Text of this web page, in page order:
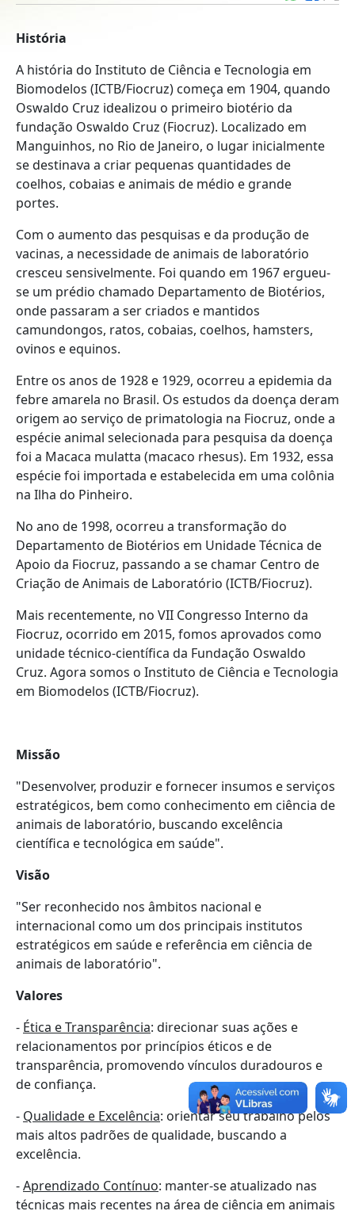
História
A história do Instituto de Ciência e Tecnologia em
Biomodelos (ICTB/Fiocruz) começa em 1904, quando
Oswaldo Cruz idealizou o primeiro biotério da
fundação Oswaldo Cruz (Fiocruz). Localizado em
Manguinhos, no Rio de Janeiro, o lugar inicialmente
se destinava a criar pequenas quantidades de
coelhos, cobaias e animais de médio e grande
portes.
Com o aumento das pesquisas e da produção de
vacinas, a necessidade de animais de laboratório
cresceu sensivelmente. Foi quando em 1967 ergueu-
se um prédio chamado Departamento de Biotérios,
onde passaram a ser criados e mantidos
camundongos, ratos, cobaias, coelhos, hamsters,
ovinos e equinos.
Entre os anos de 1928 e 1929, ocorreu a epidemia da
febre amarela no Brasil. Os estudos da doença deram
origem ao serviço de primatologia na Fiocruz, onde a
espécie animal selecionada para pesquisa da doença
foi a Macaca mulatta (macaco rhesus). Em 1932, essa
espécie foi importada e estabelecida em uma colônia
na Ilha do Pinheiro.
No ano de 1998, ocorreu a transformação do
Departamento de Biotérios em Unidade Técnica de
Apoio da Fiocruz, passando a se chamar Centro de
Criação de Animais de Laboratório (ICTB/Fiocruz).
Mais recentemente, no VII Congresso Interno da
Fiocruz, ocorrido em 2015, fomos aprovados como
unidade técnico-científica da Fundação Oswaldo
Cruz. Agora somos o Instituto de Ciência e Tecnologia
em Biomodelos (ICTB/Fiocruz).
Missão
"Desenvolver, produzir e fornecer insumos e serviços
estratégicos, bem como conhecimento em ciência de
animais de laboratório, buscando excelência
científica e tecnológica em saúde".
Visão
"Ser reconhecido nos âmbitos nacional e
internacional como um dos principais institutos
estratégicos em saúde e referência em ciência de
animais de laboratório".
Valores
- Ética e Transparência: direcionar suas ações e
relacionamentos por princípios éticos e de
transparência, promovendo vínculos duradouros e
de confiança.
- Qualidade e Excelência: orientar seu trabalho pelos
mais altos padrões de qualidade, buscando a
excelência.
-Aprendizado Contínuo: manter-se atualizado nas
técnicas mais recentes na área de ciência em animais